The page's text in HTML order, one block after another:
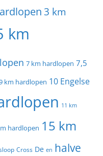
3 km
km
7 km hardlopen 7,5
km hardlopen 10 Engelse
11 km
hardlopen 15 km
Cross De en halve